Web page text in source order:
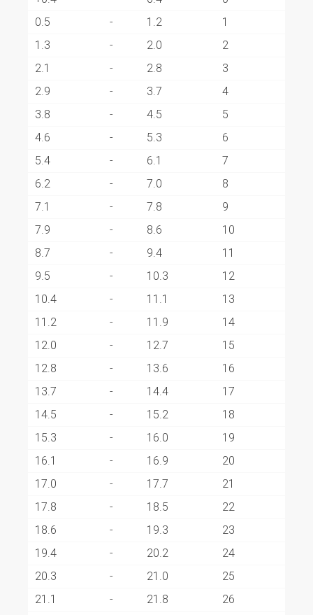
0.5
- 1.2
1
1.3
- 2.0
2
2.1
- 2.8
3
2.9
- 3.7
4
3.8
- 4.5
5
4.6
- 5.3
6
5.4
- 6.1
7
6.2
- 7.0
8
7.1
- 7.8
9
7.9
- 8.6
10
8.7
- 9.4
11
9.5
- 10.3
12
10.4
- 11.1
13
11.2
- 11.9
14
12.0
- 12.7
15
12.8
- 13.6
16
13.7
- 14.4
17
14.5
- 15.2
18
15.3
- 16.0
19
16.1
- 16.9
20
17.0
- 17.7
21
17.8
- 18.5
22
18.6
- 19.3
23
19.4
- 20.2
24
20.3
- 21.0
25
21.1
- 21.8
26